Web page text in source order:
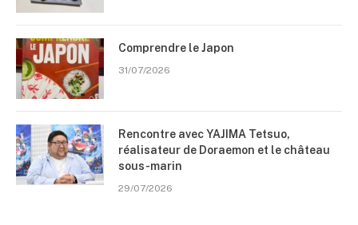
Comprendre le Japon
31/07/2026
Rencontre avec YAJIMA Tetsuo,
réalisateur de Doraemon et le château
sous-marin
29/07/2026